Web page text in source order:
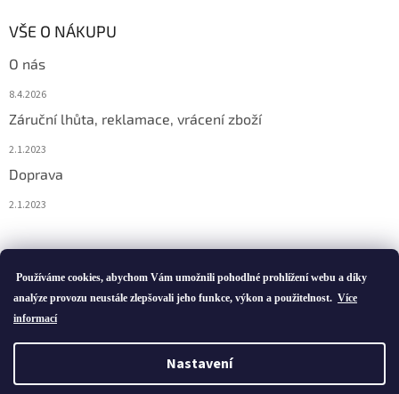
Používáme cookies, abychom Vám umožnili pohodlné prohlížení webu a díky
analýze provozu neustále zlepšovali jeho funkce, výkon a použitelnost. Více
informací
Nastavení
VŠE O NÁKUPU
O nás
8.4.2026
Záruční lhůta, reklamace, vrácení zboží
2.1.2023
Doprava
2.1.2023
Vytvořil Shoptet